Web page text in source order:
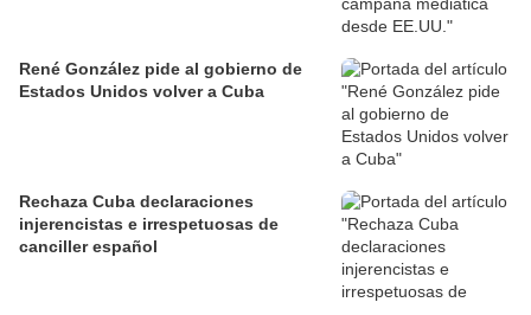
René González pide al gobierno de
Estados Unidos volver a Cuba
Rechaza Cuba declaraciones
injerencistas e irrespetuosas de
canciller español